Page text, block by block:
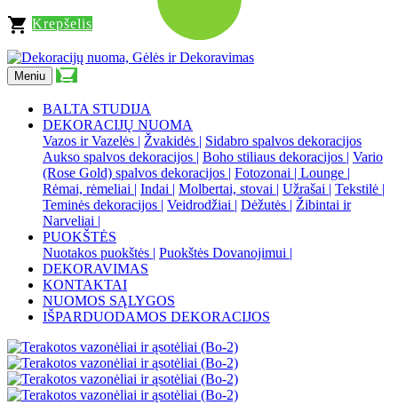
shopping_cart Krepšelis
Meniu shopping_cart
BALTA STUDIJA
DEKORACIJŲ NUOMA
Vazos ir Vazelės | Žvakidės | Sidabro spalvos dekoracijos
Aukso spalvos dekoracijos | Boho stiliaus dekoracijos | Vario
(Rose Gold) spalvos dekoracijos | Fotozonai | Lounge |
Rėmai, rėmeliai | Indai | Molbertai, stovai | Užrašai | Tekstilė |
Teminės dekoracijos | Veidrodžiai | Dėžutės | Žibintai ir
Narveliai |
PUOKŠTĖS
Nuotakos puokštės | Puokštės Dovanojimui |
DEKORAVIMAS
KONTAKTAI
NUOMOS SĄLYGOS
IŠPARDUODAMOS DEKORACIJOS